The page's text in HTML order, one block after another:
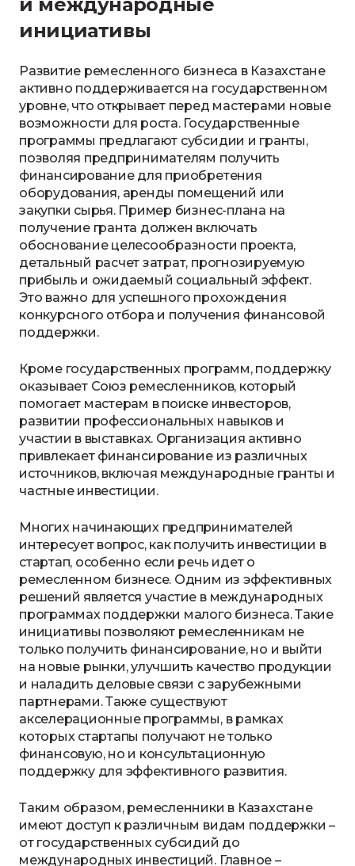
инициативы
Развитие ремесленного бизнеса в Казахстане
активно поддерживается на государственном
уровне, что открывает перед мастерами новые
возможности для роста. Государственные
программы предлагают субсидии и гранты,
позволяя предпринимателям получить
финансирование для приобретения
оборудования, аренды помещений или
закупки сырья. Пример бизнес-плана на
получение гранта должен включать
обоснование целесообразности проекта,
детальный расчет затрат, прогнозируемую
прибыль и ожидаемый социальный эффект.
Это важно для успешного прохождения
конкурсного отбора и получения финансовой
поддержки.
Кроме государственных программ, поддержку
оказывает Союз ремесленников, который
помогает мастерам в поиске инвесторов,
развитии профессиональных навыков и
участии в выставках. Организация активно
привлекает финансирование из различных
источников, включая международные гранты и
частные инвестиции.
Многих начинающих предпринимателей
интересует вопрос, как получить инвестиции в
стартап, особенно если речь идет о
ремесленном бизнесе. Одним из эффективных
решений является участие в международных
программах поддержки малого бизнеса. Такие
инициативы позволяют ремесленникам не
только получить финансирование, но и выйти
на новые рынки, улучшить качество продукции
и наладить деловые связи с зарубежными
партнерами. Также существуют
акселерационные программы, в рамках
которых стартапы получают не только
финансовую, но и консультационную
поддержку для эффективного развития.
Таким образом, ремесленники в Казахстане
имеют доступ к различным видам поддержки –
от государственных субсидий до
международных инвестиций. Главное –